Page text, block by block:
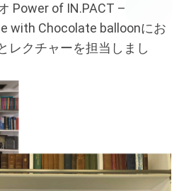
Power of IN.PACT –
with Chocolate balloonにお
レクチャーを担当しまし